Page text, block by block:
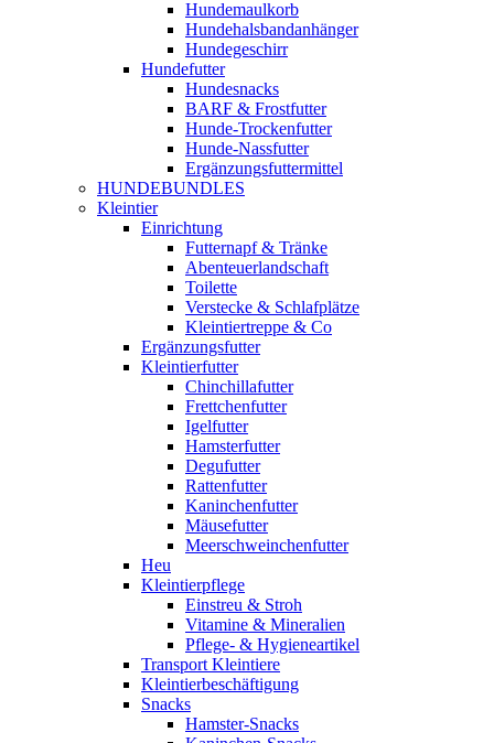
Hundemaulkorb
Hundehalsbandanhänger
Hundegeschirr
Hundefutter
Hundesnacks
BARF & Frostfutter
Hunde-Trockenfutter
Hunde-Nassfutter
Ergänzungsfuttermittel
HUNDEBUNDLES
Kleintier
Einrichtung
Futternapf & Tränke
Abenteuerlandschaft
Toilette
Verstecke & Schlafplätze
Kleintiertreppe & Co
Ergänzungsfutter
Kleintierfutter
Chinchillafutter
Frettchenfutter
Igelfutter
Hamsterfutter
Degufutter
Rattenfutter
Kaninchenfutter
Mäusefutter
Meerschweinchenfutter
Heu
Kleintierpflege
Einstreu & Stroh
Vitamine & Mineralien
Pflege- & Hygieneartikel
Transport Kleintiere
Kleintierbeschäftigung
Snacks
Hamster-Snacks